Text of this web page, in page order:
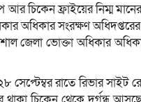
আর চিকেন ফ্রাইয়ের নিম্ম
অধিকার সংরক্ষণ
জেলা ভোক্তা অধিকার
রাতে রিভার সাইট